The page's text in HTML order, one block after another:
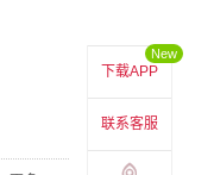
下载APP
New
联系客服